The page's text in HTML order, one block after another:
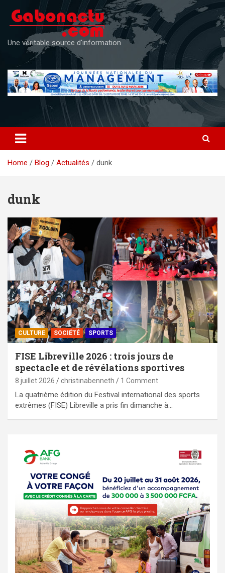
content
Une véritable source d'information
Home Blog Actualités dunk
dunk
CULTURE SOCIÉTÉ SPORTS
FISE Libreville 2026 : trois jours de
spectacle et de révélations sportives
8 juillet 2026 christinabenneth 1 Comment
La quatrième édition du Festival international des sports
extrêmes (FISE) Libreville a pris fin dimanche à…